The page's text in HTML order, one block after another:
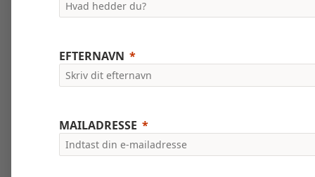
EFTERNAVN
MAILADRESSE